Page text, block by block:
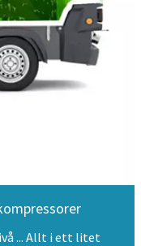
... Allt i ett litet